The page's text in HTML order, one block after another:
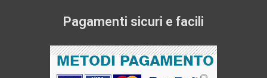
Pagamenti sicuri e facili